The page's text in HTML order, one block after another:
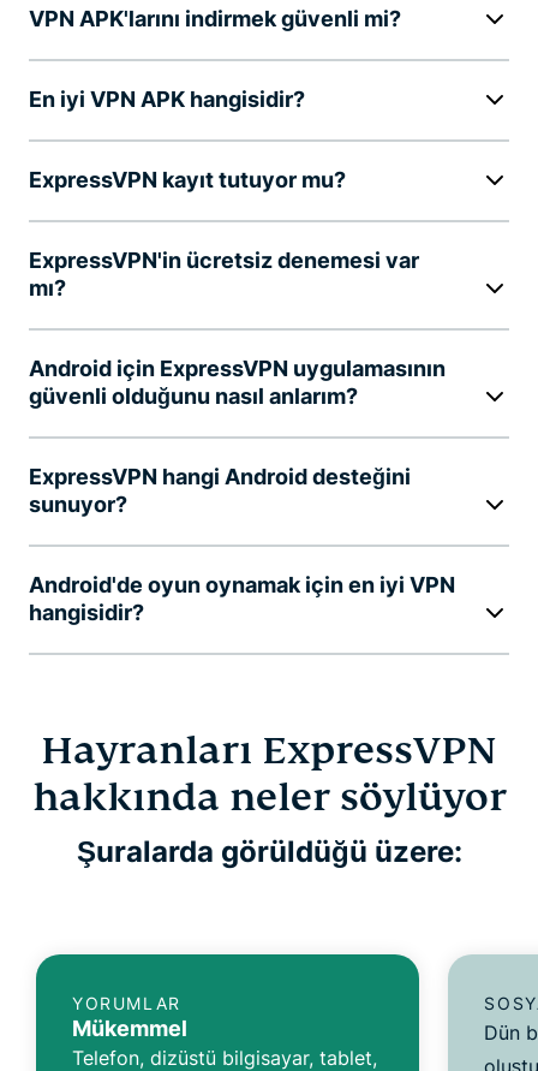
VPN APK'larını indirmek güvenli mi?
En iyi VPN APK hangisidir?
ExpressVPN kayıt tutuyor mu?
ExpressVPN'in ücretsiz denemesi var
mı?
Android için ExpressVPN uygulamasının
güvenli olduğunu nasıl anlarım?
ExpressVPN hangi Android desteğini
sunuyor?
Android'de oyun oynamak için en iyi VPN
hangisidir?
Hayranları ExpressVPN
hakkında neler söylüyor
Şuralarda görüldüğü üzere:
YORUMLAR
Mükemmel
Telefon, dizüstü bilgisayar, tablet,
Dün